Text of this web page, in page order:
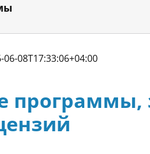
06-08T17:33:06+04:00
программы,